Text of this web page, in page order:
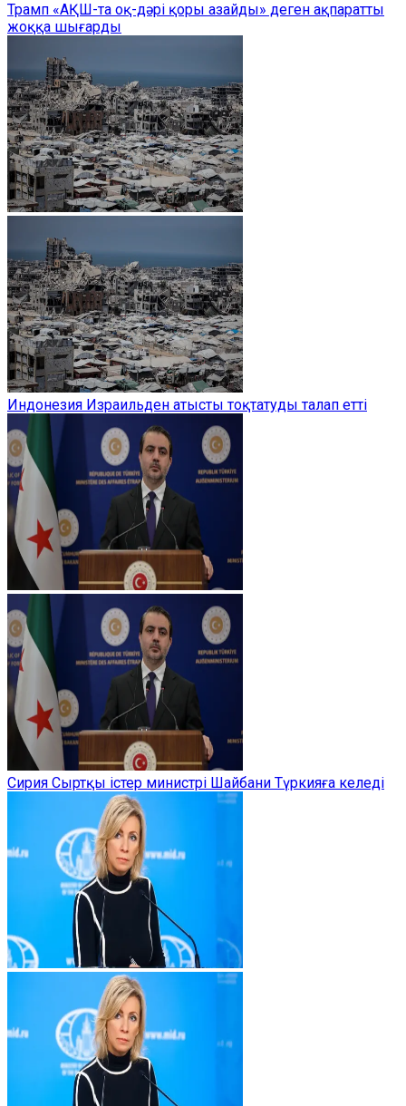
Трамп «АҚШ-та оқ-дәрі қоры азайды» деген ақпаратты
жоққа шығарды
Индонезия Израильден атысты тоқтатуды талап етті
Сирия Сыртқы істер министрі Шайбани Түркияға келеді